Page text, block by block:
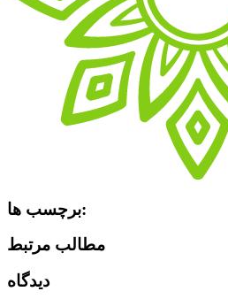
برچسب ها:
مطالب مرتبط
دیدگاه